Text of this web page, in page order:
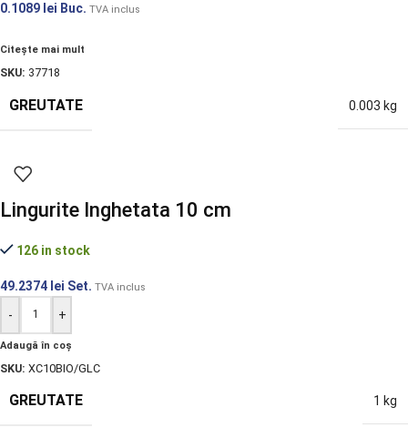
0.1089 lei Buc. TVA inclus
Citește mai mult
SKU: 37718
GREUTATE 0.003 kg
Lingurite Inghetata 10 cm
126 in stock
49.2374 lei Set. TVA inclus
- +
Adaugă în coș
SKU: XC10BIO/GLC
GREUTATE 1 kg